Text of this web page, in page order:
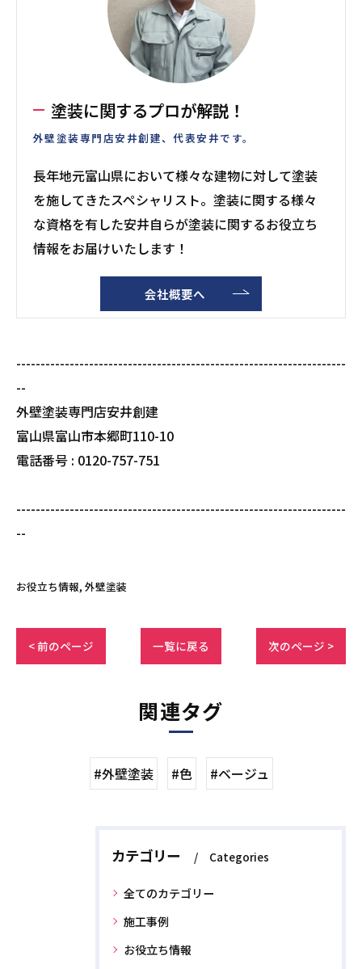
塗装に関するプロが解説！
外壁塗装専門店安井創建、代表安井です。
長年地元富山県において様々な建物に対して塗装
を施してきたスペシャリスト。塗装に関する様々
な資格を有した安井自らが塗装に関するお役立ち
情報をお届けいたします！
会社概要へ
--------------------------------------------------------------------
--
外壁塗装専門店安井創建
富山県富山市本郷町110-10
電話番号 : 0120-757-751
--------------------------------------------------------------------
--
お役立ち情報 外壁塗装
< 前のページ 一覧に戻る 次のページ >
関連タグ
#外壁塗装 #色 #ベージュ
カテゴリー Categories
全てのカテゴリー
施工事例
お役立ち情報